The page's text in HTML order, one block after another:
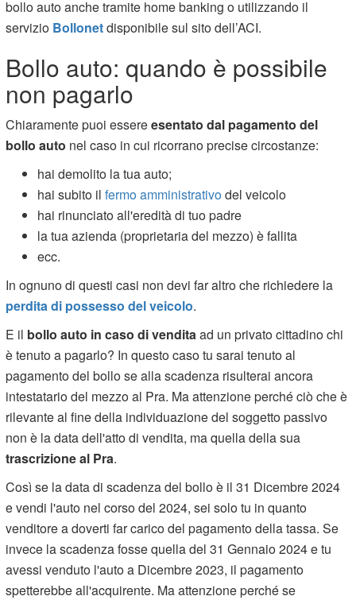
bollo auto anche tramite home banking o utilizzando il
servizio Bollonetdisponibile sul sito dell’ACI.
Bollo auto: quando è possibile
non pagarlo
Chiaramente puoi essereesentato dal pagamento del
bollo auto nel caso in cui ricorrano precise circostanze:
hai demolito la tua auto;
hai subito ilfermo amministrativodel veicolo
hai rinunciato all'eredità di tuo padre
la tua azienda (proprietaria del mezzo) è fallita
ecc.
In ognuno di questi casi non devi far altro che richiedere la
perdita di possesso del veicolo.
E il bollo auto in caso di vendita ad un privato cittadino chi
è tenuto a pagarlo? In questo caso tu sarai tenuto al
pagamento del bollo se alla scadenza risulterai ancora
intestatario del mezzo al Pra. Ma attenzione perché ciò che è
rilevante al fine della individuazione del soggetto passivo
non è la data dell'atto di vendita, ma quella della sua
trascrizione al Pra.
Così se la data di scadenza del bollo è il 31 Dicembre 2024
e vendi l'auto nel corso del 2024, sei solo tu in quanto
venditore a doverti far carico del pagamento della tassa. Se
invece la scadenza fosse quella del 31 Gennaio 2024 e tu
avessi venduto l'auto a Dicembre 2023, il pagamento
spetterebbe all'acquirente. Ma attenzione perché se